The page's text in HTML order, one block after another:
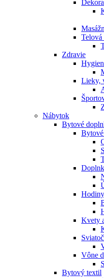
Telová
Zdravie
Lieky,
Nábytok
Bytové
Kvety
Vône
Bytový textil